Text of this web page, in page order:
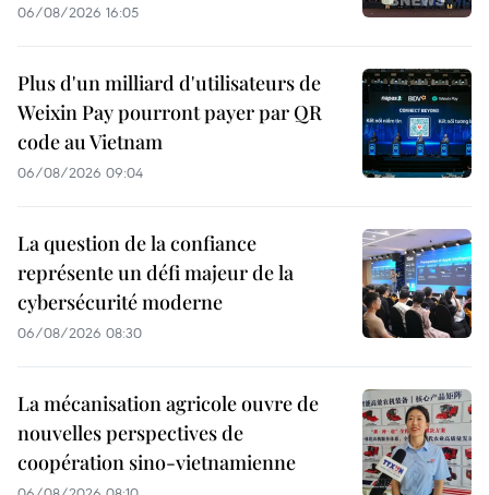
06/08/2026 16:05
Plus d'un milliard d'utilisateurs de
Weixin Pay pourront payer par QR
code au Vietnam
06/08/2026 09:04
La question de la confiance
représente un défi majeur de la
cybersécurité moderne
06/08/2026 08:30
La mécanisation agricole ouvre de
nouvelles perspectives de
coopération sino-vietnamienne